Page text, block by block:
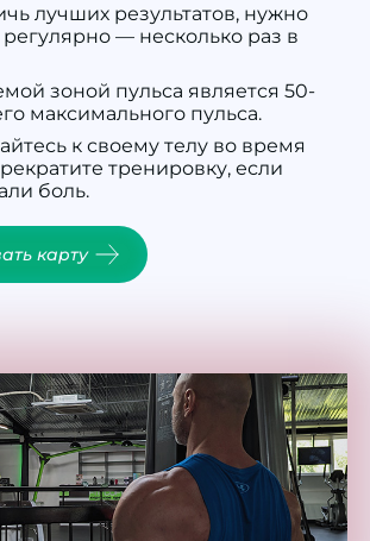
лучших результатов, нужно
— несколько раз в
зоной пульса является 50-
максимального пульса.
к своему телу во время
тренировку, если
боль.
карту